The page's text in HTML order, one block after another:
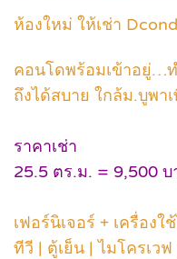
ห้องใหม่ ให้เช่า
คอนโดพร้อมเข้าอยู่…
ถึงได้สบาย ใกล้ม.บูพา
ราคาเช่า
25.5 ตร.ม. = 9,500
เฟอร์นิเจอร์ + เครื่อง
ทีวี | ตู้เย็น | ไมโครเว